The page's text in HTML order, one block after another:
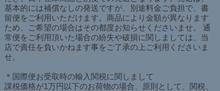
基本的には補償なしの発送ですが、別途料金ご負担で、書
留便をご利用いただけます。商品により金額が異なります
ため、ご希望の場合はその都度お知らせくださいませ。 通
常便をご利用頂いた場合の紛失や破損に関しましては、当
店で責任を負いかねます事をご了承の上ご利用くださいま
せ。
＊国際便お受取時の輸入関税に関しまして
課税価格が1万円以下のお荷物の場合、原則として、関税、